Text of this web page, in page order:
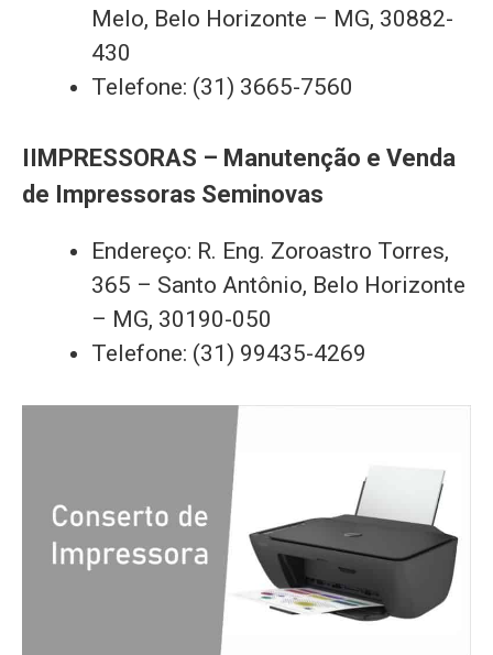
Melo, Belo Horizonte – MG, 30882-
430
Telefone: (31) 3665-7560
IIMPRESSORAS – Manutenção e Venda
de Impressoras Seminovas
Endereço: R. Eng. Zoroastro Torres,
365 – Santo Antônio, Belo Horizonte
– MG, 30190-050
Telefone: (31) 99435-4269